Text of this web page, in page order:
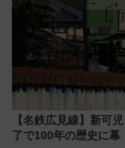
【名鉄広見線】新可
了で100年の歴史に幕